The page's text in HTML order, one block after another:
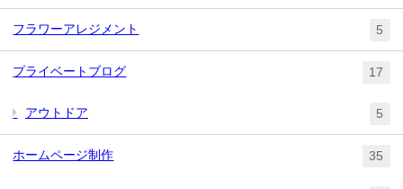
フラワーアレジメント 5
プライベートブログ 17
アウトドア 5
ホームページ制作 35